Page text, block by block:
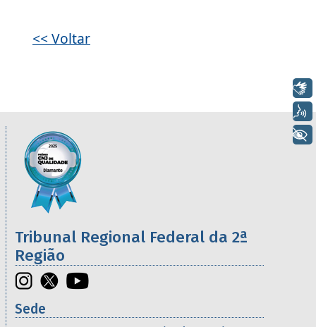
<< Voltar
Informações úteis sobre os órgãos da 2ª
Imagem
Tribunal Regional Federal da 2ª
Região
Sede
Voz